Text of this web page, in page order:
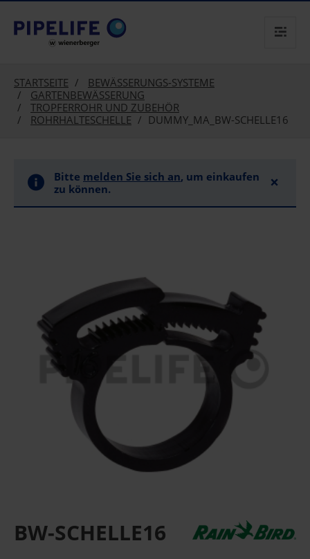
text.skipToContent
text.skipToNavigation
STARTSEITE
BEWÄSSERUNGS-SYSTEME
GARTENBEWÄSSERUNG
TROPFERROHR UND ZUBEHÖR
ROHRHALTESCHELLE
DUMMY_MA_BW-SCHELLE16
Bitte melden Sie sich an, um einkaufen
zu können.
×
BW-SCHELLE16